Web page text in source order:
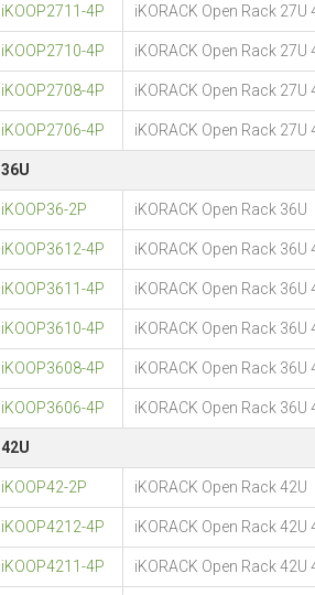
iKOOP2711-4P iKORACK Open Rack
iKOOP2710-4P iKORACK Open Rack
iKOOP2708-4P iKORACK Open Rack
iKOOP2706-4P iKORACK Open Rack
36U
iKOOP36-2P iKORACK Open Rack 36U
iKOOP3612-4P iKORACK Open Rack
iKOOP3611-4P iKORACK Open Rack
iKOOP3610-4P iKORACK Open Rack
iKOOP3608-4P iKORACK Open Rack
iKOOP3606-4P iKORACK Open Rack
42U
iKOOP42-2P iKORACK Open Rack 42U
iKOOP4212-4P iKORACK Open Rack
iKOOP4211-4P iKORACK Open Rack